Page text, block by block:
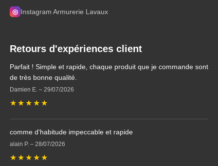
◎ Instagram Armurerie Lavaux
Retours d'expériences client
Parfait ! Simple et rapide, chaque produit que je commande sont
de très bonne qualité.
Damien E. – 29/07/2026
★ ★ ★ ★ ★
comme d'habitude impeccable et rapide
alain P. – 28/07/2026
★ ★ ★ ★ ★